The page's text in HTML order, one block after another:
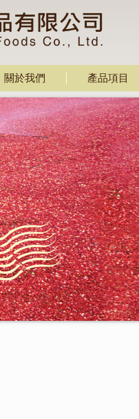
關於我們 產品項目